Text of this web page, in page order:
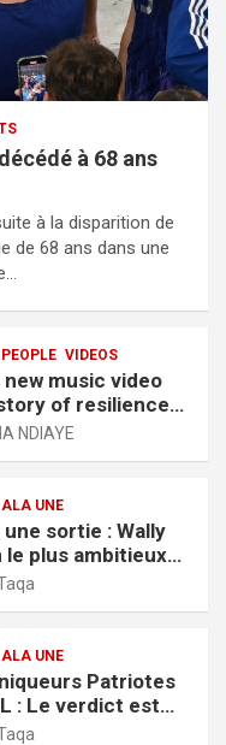
à 68 ans
à la disparition de
de 68 ans dans une
PEOPLE VIDEOS
music video
of resilience
NDIAYE
ALA UNE
sortie : Wally
le plus ambitieux
Only Love »
ALA UNE
Patriotes
: Le verdict est